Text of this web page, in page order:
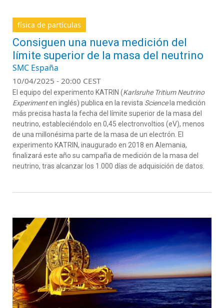
física de partículas
Consiguen una nueva medición del
límite superior de la masa del neutrino
SMC España
10/04/2025 - 20:00 CEST
El equipo del experimento KATRIN (Karlsruhe Tritium Neutrino
Experimenten inglés) publica en la revista Sciencela medición
más precisa hasta la fecha del límite superior de la masa del
neutrino, estableciéndolo en 0,45 electronvoltios (eV), menos
de una millonésima parte de la masa de un electrón. El
experimento KATRIN, inaugurado en 2018 en Alemania,
finalizará este año su campaña de medición de la masa del
neutrino, tras alcanzar los 1.000 días de adquisición de datos.